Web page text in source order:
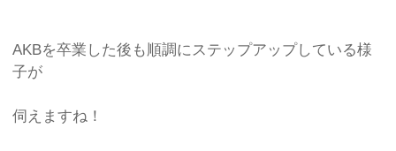
AKBを卒業した後も順調にステップアップしている様
子が
伺えますね！